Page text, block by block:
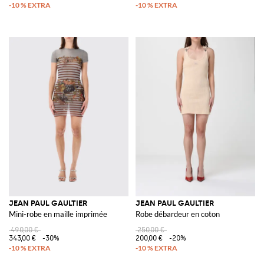
JEAN PAUL GAULTIER
Mini-robe en maille imprimée
490,00 €
343,00 €
-30%
JEAN PAUL GAULTIER
Robe débardeur en coton
250,00 €
200,00 €
-20%